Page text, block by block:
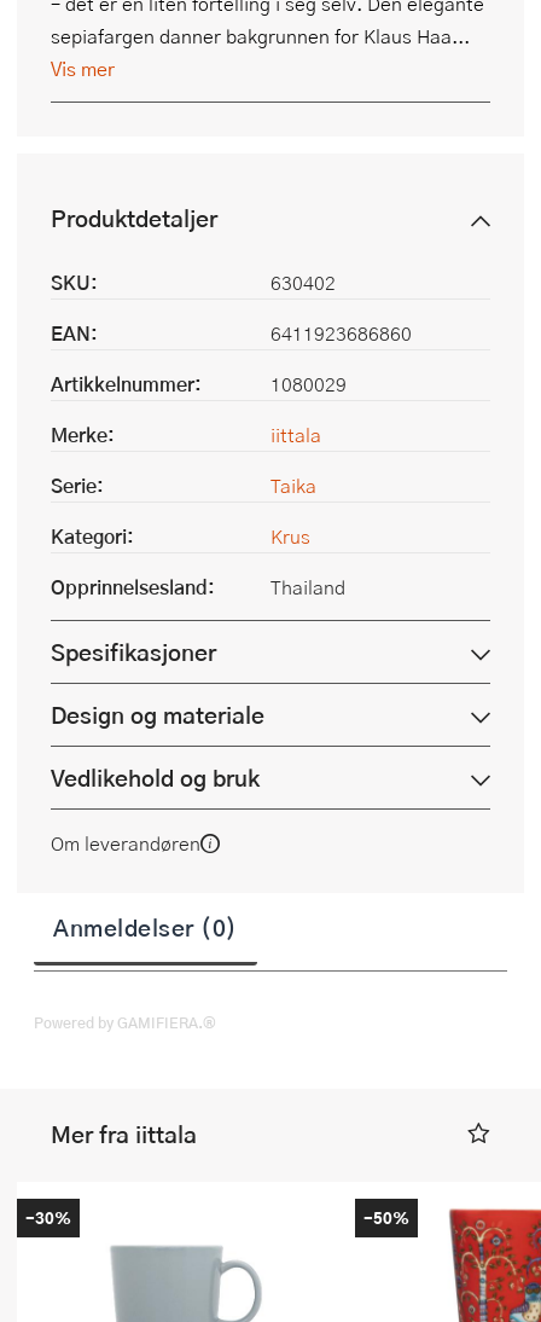
sepiafargen danner bakgrunnen for Klaus Haa...
Vis mer
Produktdetaljer
SKU:
630402
EAN:
6411923686860
Artikkelnummer:
1080029
Merke:
iittala
Serie:
Taika
Kategori:
Krus
Opprinnelsesland:
Thailand
Spesifikasjoner
Design og materiale
Vedlikehold og bruk
Om leverandøren
Anmeldelser (0)
Powered by GAMIFIERA.®
Mer fra iittala
-30% -50%